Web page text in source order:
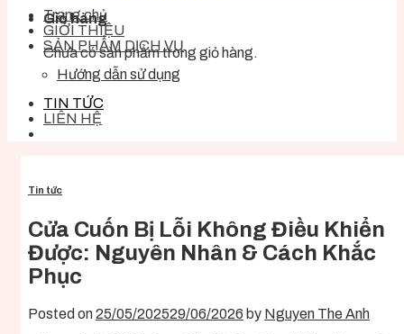
Giỏ hàng
Chưa có sản phẩm trong giỏ hàng.
Trang chủ
GIỚI THIỆU
SẢN PHẨM DỊCH VỤ
Hướng dẫn sử dụng
TIN TỨC
LIÊN HỆ
Tin tức
Cửa Cuốn Bị Lỗi Không Điều Khiển
Được: Nguyên Nhân & Cách Khắc
Phục
Posted on25/05/202529/06/2026 by Nguyen The Anh